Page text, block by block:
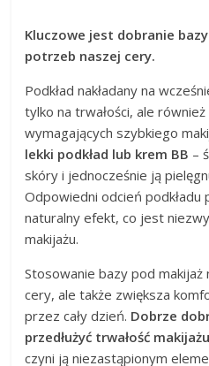
Kluczowe jest dobranie
potrzeb naszej cery.
Podkład nakładany na
tylko na trwałości, ale
wymagających szybkiego
lekki podkład lub krem BB –
skóry i jednocześnie ją
Odpowiedni odcień podkładu
naturalny efekt, co jest
makijażu.
Stosowanie bazy pod
cery, ale także zwiększa
przez cały dzień. Dobrze
przedłużyć trwałość
czyni ją niezastąpionym